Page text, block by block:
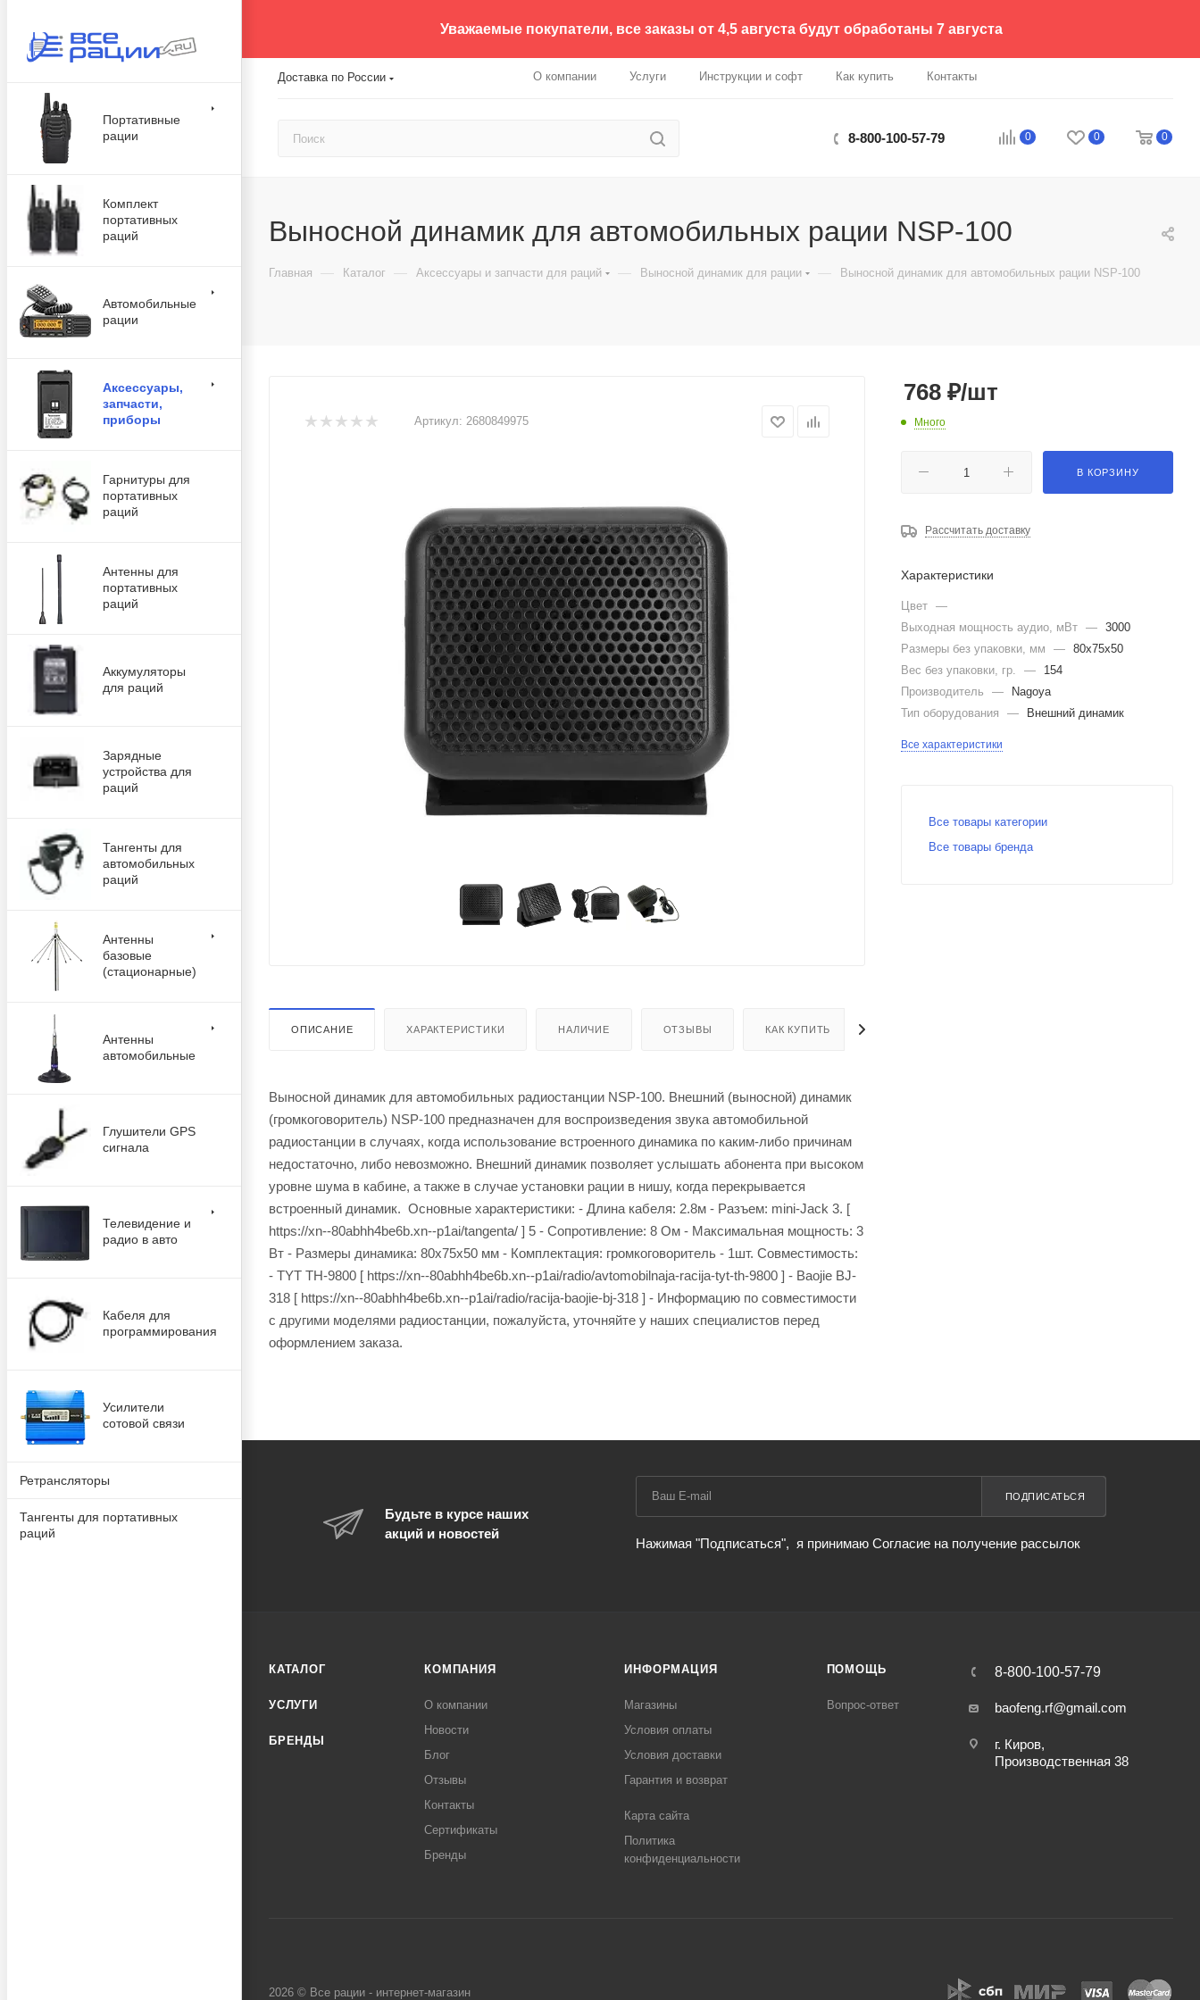
Уважаемые покупатели, все заказы от 4,5 августа будут обработаны 7 августа
Доставка по России О компании Услуги Инструкции и софт Как купить Контакты
0 0 0
8-800-100-57-79
Портативные
рации
Комплект
портативных
раций
Автомобильные
рации
Аксессуары,
запчасти,
приборы
Гарнитуры для
портативных
раций
Антенны для
портативных
раций
Аккумуляторы
для раций
Зарядные
устройства для
раций
Тангенты для
автомобильных
раций
Антенны
базовые
(стационарные)
Антенны
автомобильные
Глушители GPS
сигнала
Телевидение и
радио в авто
Кабеля для
программирования
Усилители
сотовой связи
Ретрансляторы
Тангенты для портативных
раций
Выносной динамик для автомобильных рации NSP-100
Главная — Каталог — Аксессуары и запчасти для раций — Выносной динамик для рации — Выносной динамик для автомобильных рации NSP-100
Артикул: 2680849975
ОПИСАНИЕ ХАРАКТЕРИСТИКИ НАЛИЧИЕ ОТЗЫВЫ КАК КУПИТЬ
Выносной динамик для автомобильных радиостанции NSP-100. Внешний (выносной) динамик
(громкоговоритель) NSP-100 предназначен для воспроизведения звука автомобильной
радиостанции в случаях, когда использование встроенного динамика по каким-либо причинам
недостаточно, либо невозможно. Внешний динамик позволяет услышать абонента при высоком
уровне шума в кабине, а также в случае установки рации в нишу, когда перекрывается
встроенный динамик. Основные характеристики: - Длина кабеля: 2.8м - Разъем: mini-Jack 3. [
https://xn--80abhh4be6b.xn--p1ai/tangenta/ ] 5 - Сопротивление: 8 Ом - Максимальная мощность: 3
Вт - Размеры динамика: 80x75x50 мм - Комплектация: громкоговоритель - 1шт. Совместимость:
- TYT TH-9800 [ https://xn--80abhh4be6b.xn--p1ai/radio/avtomobilnaja-racija-tyt-th-9800 ] - Baojie BJ-
318 [ https://xn--80abhh4be6b.xn--p1ai/radio/racija-baojie-bj-318 ] - Информацию по совместимости
с другими моделями радиостанции, пожалуйста, уточняйте у наших специалистов перед
оформлением заказа.
768 ₽/шт
Много
В КОРЗИНУ
Рассчитать доставку
Характеристики
Цвет —
Выходная мощность аудио, мВт — 3000
Размеры без упаковки, мм
— 80x75x50
Вес без упаковки, гр.
—
154
Производитель
—
Nagoya
Тип оборудования
— Внешний динамик
Все характеристики
Все товары категории
Все товары бренда
Будьте в курсе наших
акций и новостей
ПОДПИСАТЬСЯ
Нажимая "Подписаться", я принимаю Согласие на получение рассылок
КАТАЛОГ
УСЛУГИ
БРЕНДЫ
КОМПАНИЯ
О компании
Новости
Блог
Отзывы
Контакты
Сертификаты
Бренды
ИНФОРМАЦИЯ
Магазины
Условия оплаты
Условия доставки
Гарантия и возврат
Карта сайта
Политика
конфиденциальности
ПОМОЩЬ
Вопрос-ответ
8-800-100-57-79
baofeng.rf@gmail.com
г. Киров,
Производственная 38
2026 © Все рации - интернет-магазин